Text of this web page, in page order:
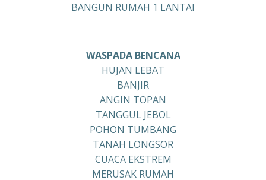
BANGUN RUMAH 1 LANTAI
WASPADA BENCANA
HUJAN LEBAT
BANJIR
ANGIN TOPAN
TANGGUL JEBOL
POHON TUMBANG
TANAH LONGSOR
CUACA EKSTREM
MERUSAK RUMAH